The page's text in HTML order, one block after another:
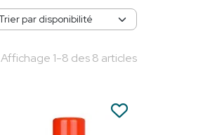
Affichage 1-8 des 8 articles